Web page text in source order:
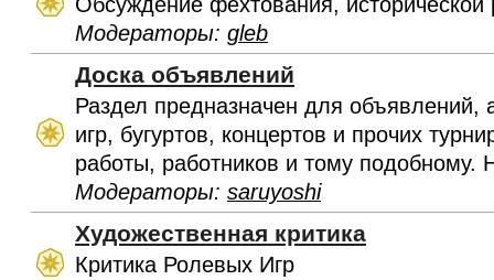
Модераторы: gleb
Доска объявлений
Раздел предназначен для объявлений,
игр, бугуртов, концертов и прочих
работы, работников и тому подобному.
Модераторы: saruyoshi
Художественная критика
Критика Ролевых Игр